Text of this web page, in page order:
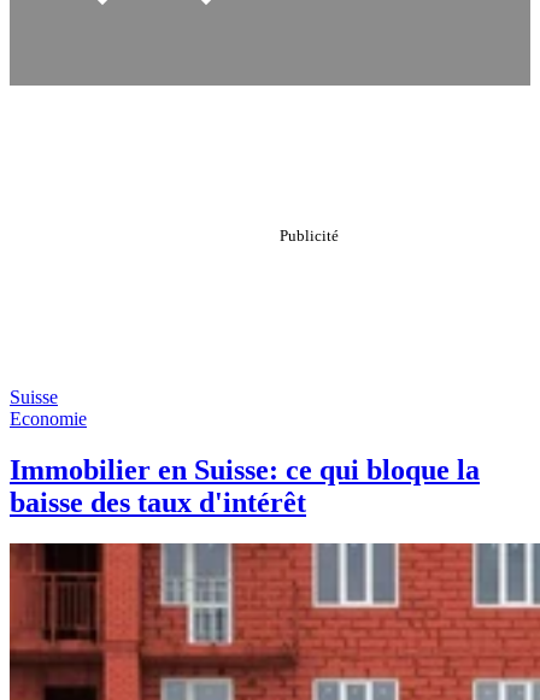
Suisse
Economie
Immobilier en Suisse: ce qui bloque la
baisse des taux d'intérêt